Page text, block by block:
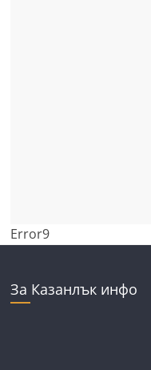
Error9
За Казанлък инфо